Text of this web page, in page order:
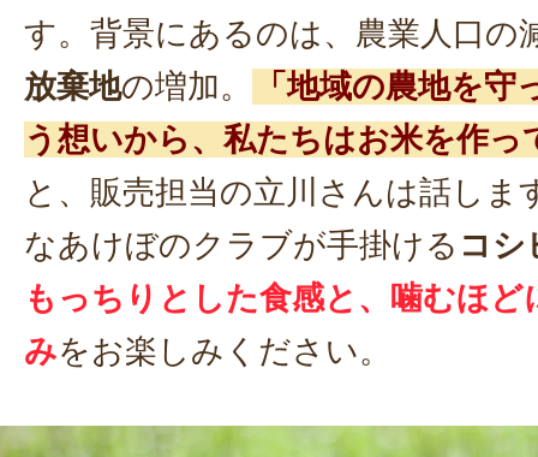
す。背景にあるのは、農業人口の
放棄地の増加。
「地域の農地を
う想いから、私たちはお米を作っ
と、販売担当の立川さんは話しま
なあけぼのクラブが手掛ける コシ
もっちりとした食感と、噛むほど
みをお楽しみください。